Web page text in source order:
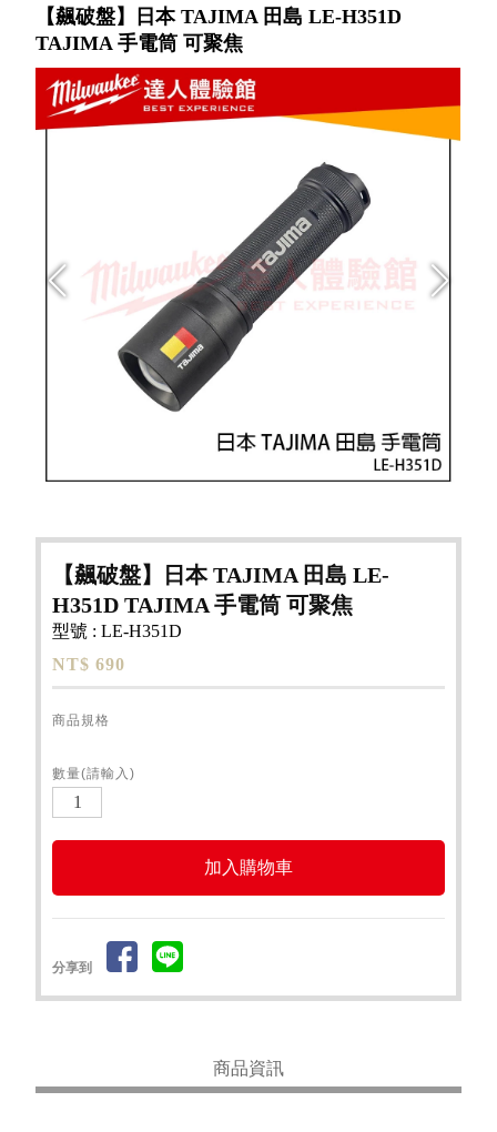
【飆破盤】日本 TAJIMA 田島 LE-H351D
TAJIMA 手電筒 可聚焦
【飆破盤】日本 TAJIMA 田島 LE-
H351D TAJIMA 手電筒 可聚焦
型號 : LE-H351D
NT$ 690
商品規格
數量(請輸入)
分享到
商品資訊